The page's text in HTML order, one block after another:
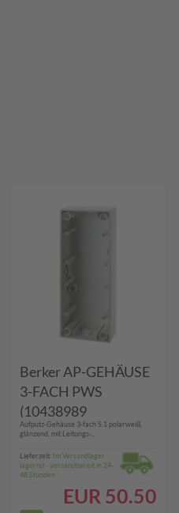
Berker AP-GEHÄUSE
3-FACH PWS
(10438989
GLÄNZEND S1)
Aufputz-Gehäuse 3-fach S.1 polarweiß,
glänzend, mit Leitungs-...
Lieferzeit: Im Versandlager
lagernd - versandbereit in 24-
48 Stunden
EUR 50.50